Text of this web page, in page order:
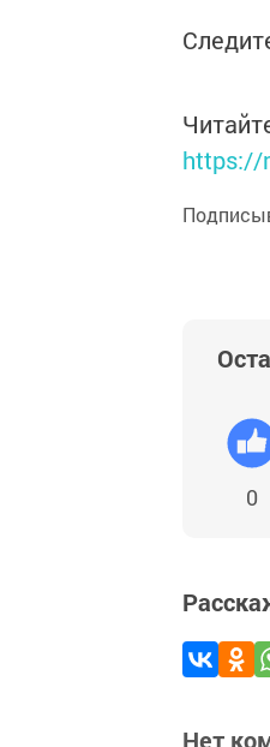
https://
0
Нет